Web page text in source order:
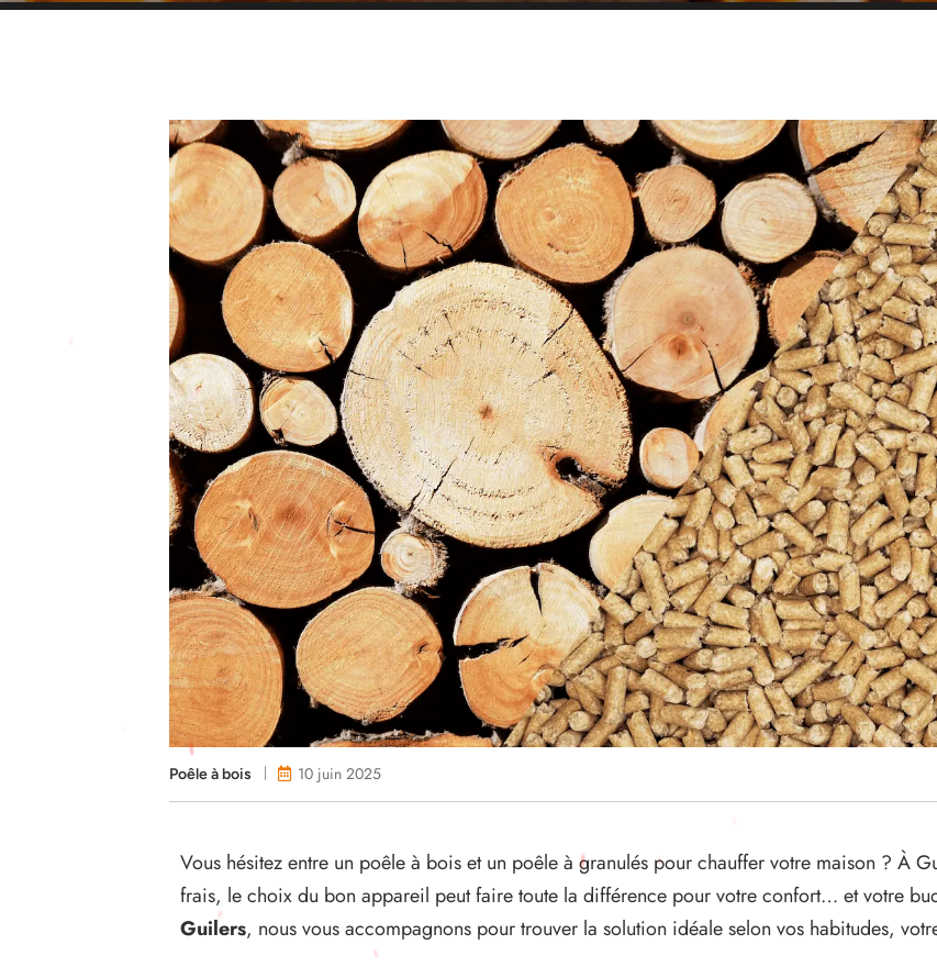
Poêle à bois 10 juin 2025
Vous hésitez entre un poêle à bois et un poêle à granulés pour chauffer votre maison ? À
frais, le choix du bon appareil peut faire toute la différence pour votre confort… et votre
Guilers, nous vous accompagnons pour trouver la solution idéale selon vos habitudes,